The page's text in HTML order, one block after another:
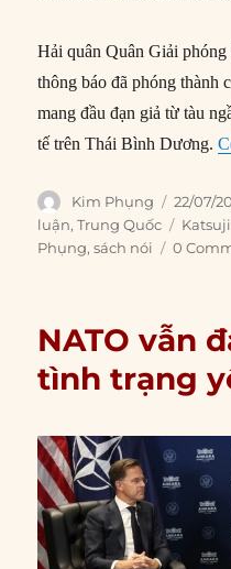
Hải quân Quân Giải
thông báo đã phóng thành
mang đầu đạn giả từ tàu
tế trên Thái Bình Dương.
Author
Kim Phụng
Posted
on
22/07/
luận,Trung Quốc Tags
Phụng,sách nói 0
NATO vẫn
tình trạng